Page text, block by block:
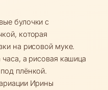
булочки с
которая
на рисовой муке.
а рисовая кашица
плёнкой.
Ирины